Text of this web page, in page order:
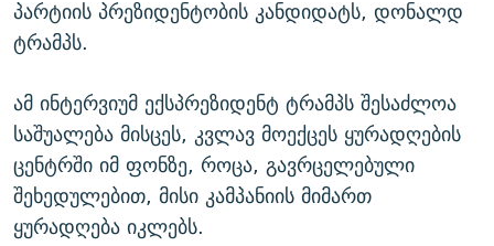
პარტიის პრეზიდენტობის კანდიდატს, დონალდ
ტრამპს.
ამ ინტერვიუმ ექსპრეზიდენტ ტრამპს შესაძლოა
საშუალება მისცეს, კვლავ მოექცეს ყურადღების
ცენტრში იმ ფონზე, როცა, გავრცელებული
შეხედულებით, მისი კამპანიის მიმართ
ყურადღება იკლებს.